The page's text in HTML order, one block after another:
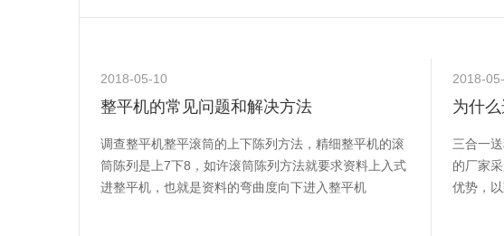
2018-05-10
整平机的常见问题和解决方法
调查整平机整平滚筒的上下陈列方法，精细整平机的滚
筒陈列是上7下8，如许滚筒陈列方法就要求资料上入式
进整平机，也就是资料的弯曲度向下进入整平机
2018-
为什
三合一
的厂家
优势，